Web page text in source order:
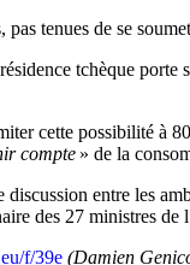
tenues de se
tchèque
cette possibilité à
compte » de la
entre les
des 27 ministres de
f/39e (Damien